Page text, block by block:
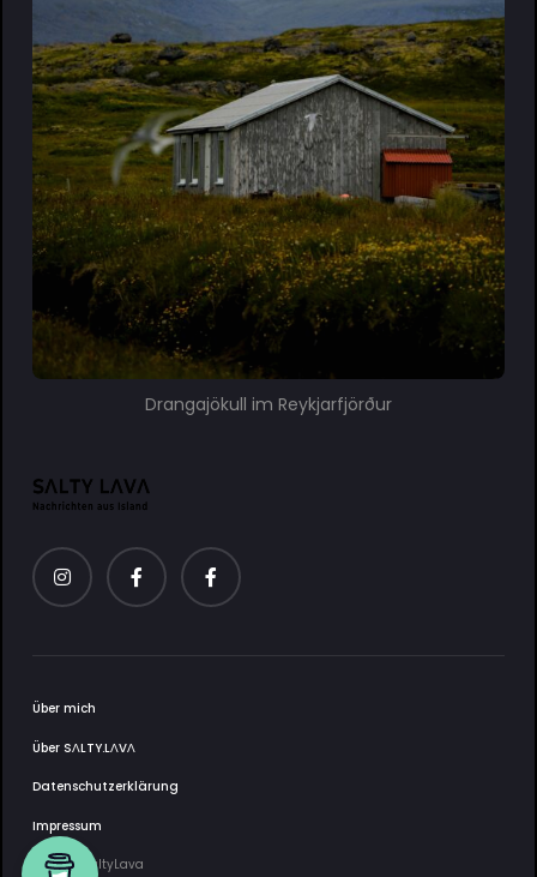
Drangajökull im Reykjarfjörður
Über mich
Über SΛLTY.LΛVΛ
Datenschutzerklärung
Impressum
2025 © SaltyLava